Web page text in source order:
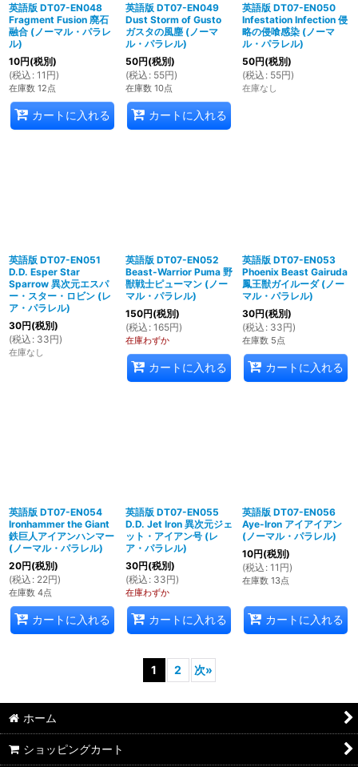
英語版 DT07-EN048
Fragment Fusion 廃石
融合 (ノーマル・パラレ
ル)
10円(税別)
(税込 : 11 円)
在庫数 12点
カートに入れる
英語版 DT07-EN049
Dust Storm of Gusto
ガスタの風塵 (ノーマ
ル・パラレル)
50円(税別)
(税込 : 55円)
在庫数 10点
カートに入れる
英語版 DT07-EN050
Infestation Infection 侵
略の侵喰感染 (ノーマ
ル・パラレル)
50円(税別)
(税込 : 55円)
在庫なし
英語版 DT07-EN051
D.D. Esper Star
Sparrow 異次元エスパ
ー・スター・ロビン (レ
ア・パラレル)
30円(税別)
(税込 : 33円)
在庫なし
英語版 DT07-EN052
Beast-Warrior Puma 野
獣戦士ピューマン (ノー
マル・パラレル)
150円(税別)
(税込 : 165円)
在庫わずか
カートに入れる
英語版 DT07-EN053
Phoenix Beast Gairuda
鳳王獣ガイルーダ (ノー
マル・パラレル)
30円(税別)
(税込 : 33円)
在庫数 5点
カートに入れる
英語版 DT07-EN054
Ironhammer the Giant
鉄巨人アイアンハンマー
(ノーマル・パラレル)
20円(税別)
(税込 : 22円)
在庫数 4点
カートに入れる
英語版 DT07-EN055
D.D. Jet Iron 異次元ジェ
ット・アイアン号 (レ
ア・パラレル)
30円(税別)
(税込 : 33円)
在庫わずか
カートに入れる
英語版 DT07-EN056
Aye-Iron アイアイアン
(ノーマル・パラレル)
10円(税別)
(税込 : 11 円)
在庫数 13点
カートに入れる
1 2 次»
ホーム
ショッピングカート